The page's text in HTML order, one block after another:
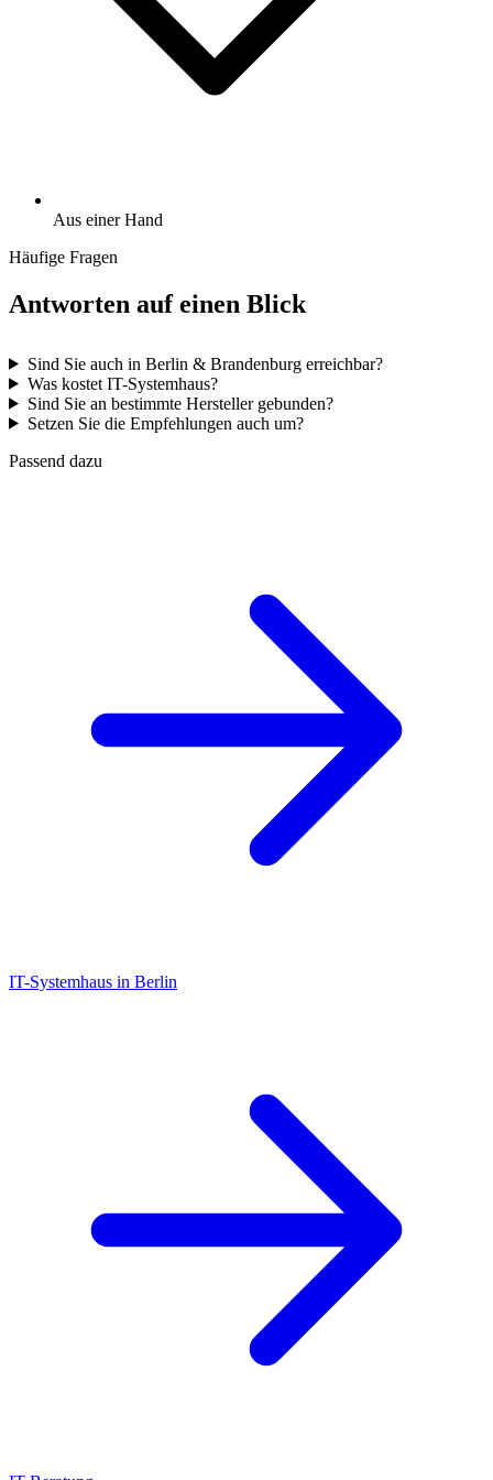
Aus einer Hand
Häufige Fragen
Antworten auf einen Blick
Sind Sie auch in Berlin & Brandenburg erreichbar?
Was kostet IT-Systemhaus?
Sind Sie an bestimmte Hersteller gebunden?
Setzen Sie die Empfehlungen auch um?
Passend dazu
IT-Systemhaus in Berlin